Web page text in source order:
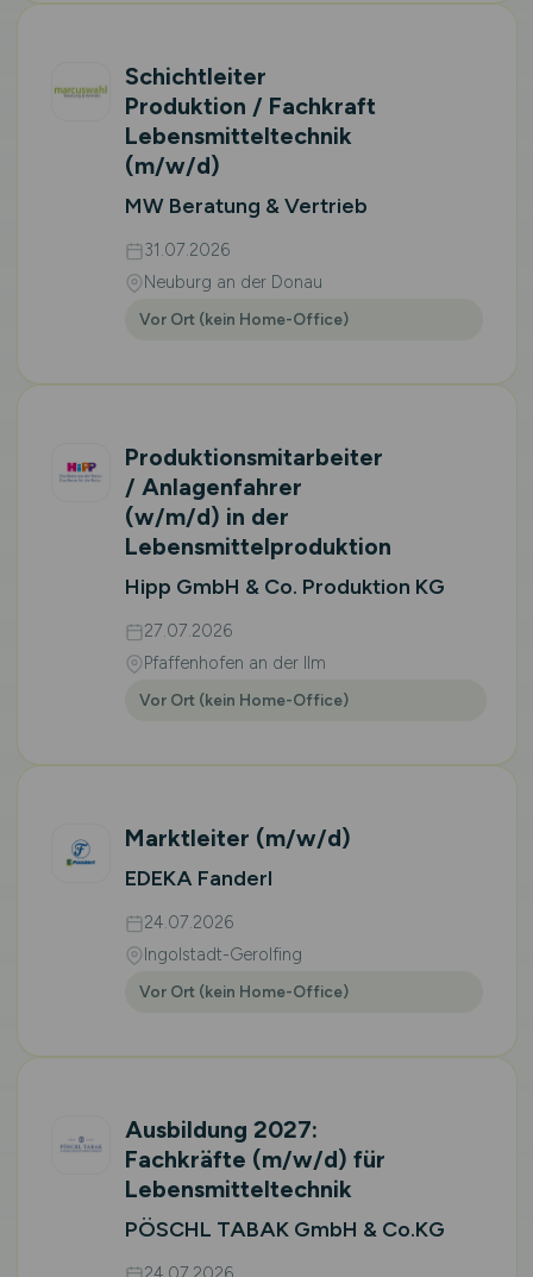
Schichtleiter
Produktion / Fachkraft
Lebensmitteltechnik
(m/w/d)
MW Beratung & Vertrieb
31.07.2026
Neuburg an der Donau
Vor Ort (kein Home-Office)
Produktionsmitarbeiter
/ Anlagenfahrer
(w/m/d) in der
Lebensmittelproduktion
Hipp GmbH & Co. Produktion KG
27.07.2026
Pfaffenhofen an der Ilm
Vor Ort (kein Home-Office)
Marktleiter (m/w/d)
EDEKA Fanderl
24.07.2026
Ingolstadt-Gerolfing
Vor Ort (kein Home-Office)
Ausbildung 2027:
Fachkräfte (m/w/d) für
Lebensmitteltechnik
PÖSCHL TABAK GmbH & Co.KG